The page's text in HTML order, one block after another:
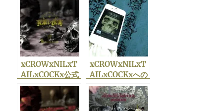
xCROWxNILxT
AILxCOCKx公式
オンラインショッ
プの常時SSL化に
成功
xCROWxNILxT
AILxCOCKxへの
お問い合わせに関
するブラックな事
情